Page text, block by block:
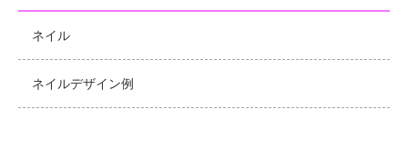
ネイル
ネイルデザイン例